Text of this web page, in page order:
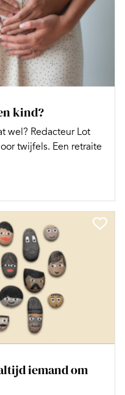
kind?
wel? Redacteur Lot
twijfels. Een retraite
iemand om